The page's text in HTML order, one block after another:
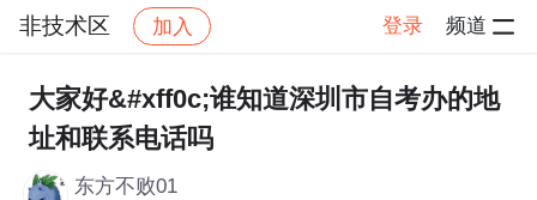
非技术区 加入 登录 频道
社区 非技术区 帖子详情
大家好&#xff0c;谁知道深圳市自考办的地
址和联系电话吗
东方不败01